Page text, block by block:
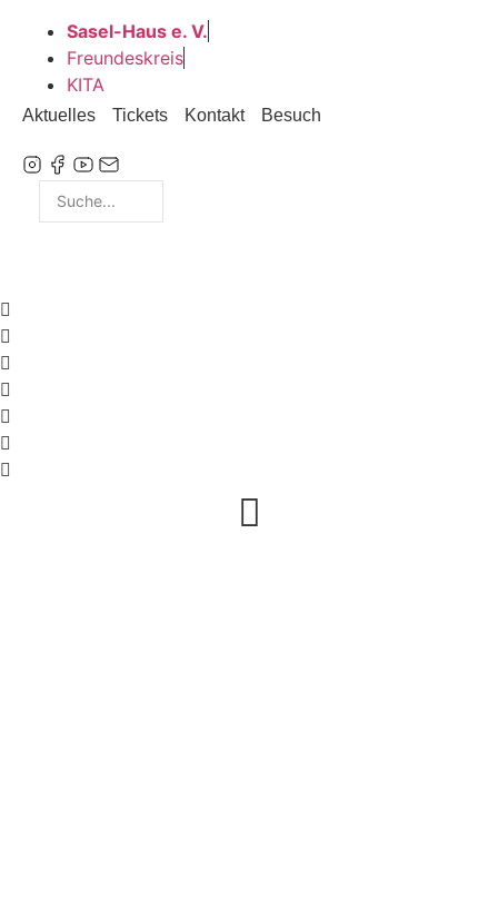
wechseln
Sasel-Haus e. V.
Freundeskreis
KITA
Aktuelles Tickets Kontakt Besuch
Search